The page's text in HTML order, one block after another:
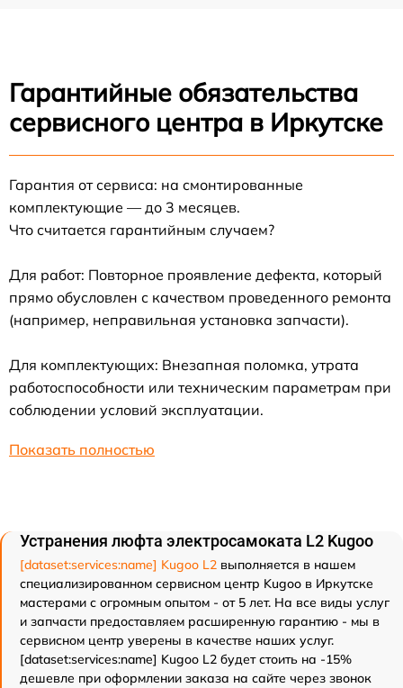
Гарантийные обязательства
сервисного центра в Иркутске
Гарантия от сервиса: на смонтированные
комплектующие — до 3 месяцев.
Что считается гарантийным случаем?
Для работ: Повторное проявление дефекта, который
прямо обусловлен с качеством проведенного ремонта
(например, неправильная установка запчасти).
Для комплектующих: Внезапная поломка, утрата
работоспособности или техническим параметрам при
соблюдении условий эксплуатации.
Показать полностью
Устранения люфта электросамоката L2 Kugoo
[dataset:services:name] Kugoo L2 выполняется в нашем
специализированном сервисном центр Kugoo в Иркутске
мастерами с огромным опытом - от 5 лет. На все виды услуг
и запчасти предоставляем расширенную гарантию - мы в
сервисном центр уверены в качестве наших услуг.
[dataset:services:name] Kugoo L2 будет стоить на -15%
дешевле при оформлении заказа на сайте через звонок